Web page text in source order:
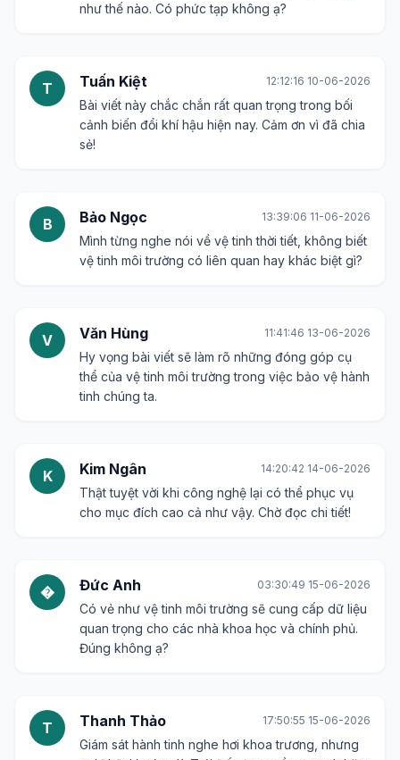
như thế nào. Có phức tạp không ạ?
T Tuấn Kiệt 12:12:16 10-06-2026
Bài viết này chắc chắn rất quan trọng trong bối
cảnh biến đổi khí hậu hiện nay. Cảm ơn vì đã chia
sẻ!
B Bảo Ngọc 13:39:06 11-06-2026
Mình từng nghe nói về vệ tinh thời tiết, không biết
vệ tinh môi trường có liên quan hay khác biệt gì?
V Văn Hùng 11:41:46 13-06-2026
Hy vọng bài viết sẽ làm rõ những đóng góp cụ
thể của vệ tinh môi trường trong việc bảo vệ hành
tinh chúng ta.
K Kim Ngân 14:20:42 14-06-2026
Thật tuyệt vời khi công nghệ lại có thể phục vụ
cho mục đích cao cả như vậy. Chờ đọc chi tiết!
� Đức Anh 03:30:49 15-06-2026
Có vẻ như vệ tinh môi trường sẽ cung cấp dữ liệu
quan trọng cho các nhà khoa học và chính phủ.
Đúng không ạ?
T Thanh Thảo 17:50:55 15-06-2026
Giám sát hành tinh nghe hơi khoa trương, nhưng